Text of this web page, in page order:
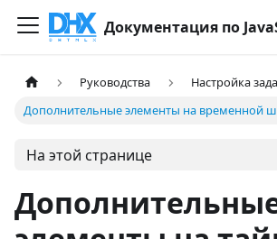
Документация по
Руководства
Настройка
Дополнительные элементы на временной
На этой странице